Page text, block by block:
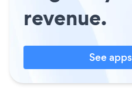
revenue.
See